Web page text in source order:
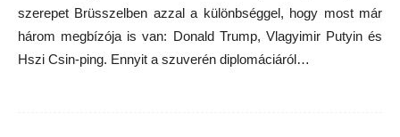
szerepet Brüsszelben azzal a különbséggel, hogy most már
három megbízója is van: Donald Trump, Vlagyimir Putyin és
Hszi Csin-ping. Ennyit a szuverén diplomáciáról…